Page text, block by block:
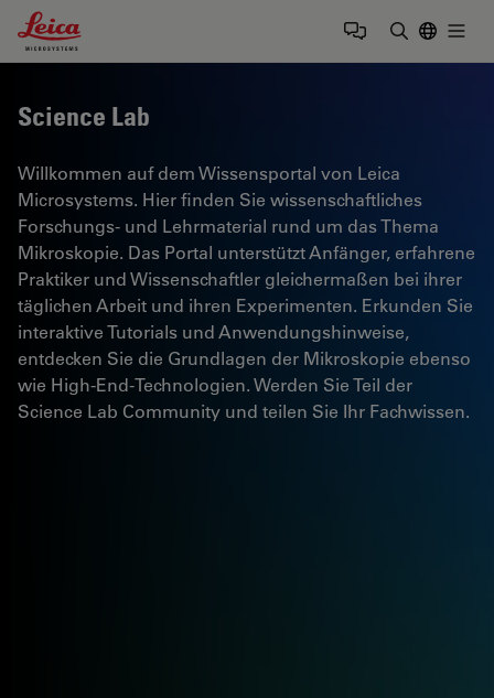
Leica Microsystems Logo
Science Lab
Willkommen auf dem Wissensportal von Leica
Microsystems. Hier finden Sie wissenschaftliches
Forschungs- und Lehrmaterial rund um das Thema
Mikroskopie. Das Portal unterstützt Anfänger, erfahrene
Praktiker und Wissenschaftler gleichermaßen bei ihrer
täglichen Arbeit und ihren Experimenten. Erkunden Sie
interaktive Tutorials und Anwendungshinweise,
entdecken Sie die Grundlagen der Mikroskopie ebenso
wie High-End-Technologien. Werden Sie Teil der
Science Lab Community und teilen Sie Ihr Fachwissen.